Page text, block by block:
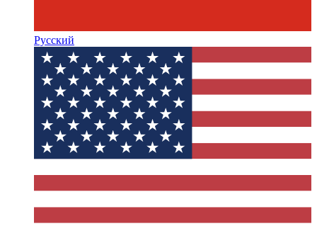
Русский